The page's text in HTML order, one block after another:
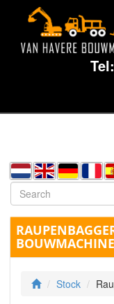
Tel:
Stock